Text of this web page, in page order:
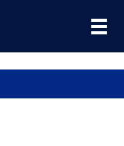
メ